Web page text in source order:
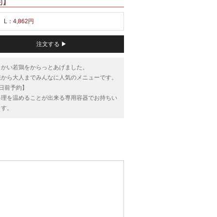
L：4,862円
注文する ▶
い若鶏をからっとあげました。
ら大人までみんなに人気のメニューです。
前予約】
を温めることが出来る専用容器でお持ちい
。